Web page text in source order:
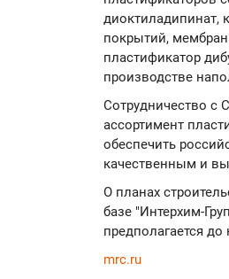
диоктиладипинат,
покрытий,
пластификатор
производстве
Сотрудничество с
ассортимент
обеспечить
качественным и
О планах
базе "Интерхим-
предполагается
mrc.ru